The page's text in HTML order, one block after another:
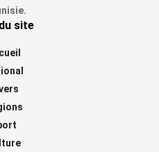
site